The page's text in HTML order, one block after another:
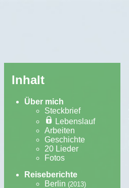
Inhalt
Über mich
Steckbrief
Lebenslauf
Arbeiten
Geschichte
20 Lieder
Fotos
Reiseberichte
Berlin (2013)